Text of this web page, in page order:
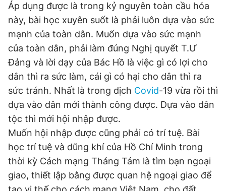
Áp dụng được là trong kỷ nguyên toàn cầu hóa
này, bài học xuyên suốt là phải luôn dựa vào sức
mạnh của toàn dân. Muốn dựa vào sức mạnh
của toàn dân, phải làm đúng Nghị quyết T.Ư
Đảng và lời dạy của Bác Hồ là việc gì có lợi cho
dân thì ra sức làm, cái gì có hại cho dân thì ra
sức tránh. Nhất là trong dịch Covid-19 vừa rồi thì
dựa vào dân mới thành công được. Dựa vào dân
tộc thì mới hội nhập được.
Muốn hội nhập được cũng phải có trí tuệ. Bài
học trí tuệ và dũng khí của Hồ Chí Minh trong
thời kỳ Cách mạng Tháng Tám là tìm bạn ngoại
giao, thiết lập bằng được quan hệ ngoại giao để